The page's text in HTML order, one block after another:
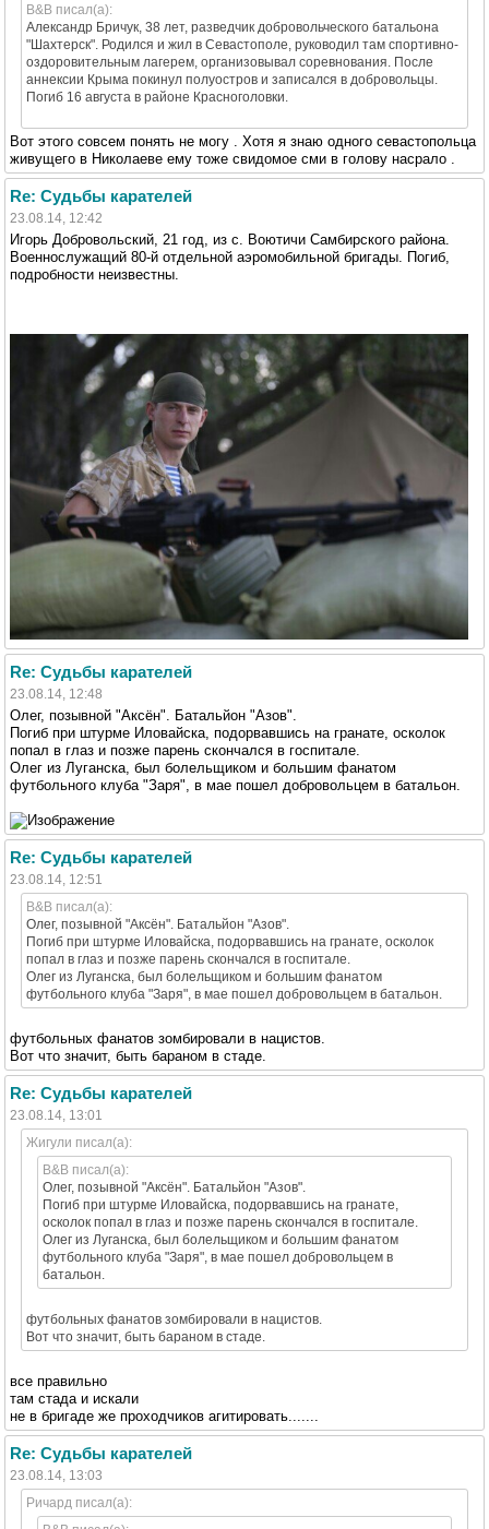
B&B писал(а):
Александр Бричук, 38 лет, разведчик добровольческого батальона
"Шахтерск". Родился и жил в Севастополе, руководил там спортивно-
оздоровительным лагерем, организовывал соревнования. После
аннексии Крыма покинул полуостров и записался в добровольцы.
Погиб 16 августа в районе Красноголовки.
Вот этого совсем понять не могу . Хотя я знаю одного севастопольца
живущего в Николаеве ему тоже свидомое сми в голову насрало .
Re: Судьбы карателей
23.08.14, 12:42
Игорь Добровольский, 21 год, из с. Воютичи Самбирского района.
Военнослужащий 80-й отдельной аэромобильной бригады. Погиб,
подробности неизвестны.
Re: Судьбы карателей
23.08.14, 12:48
Олег, позывной "Аксён". Батальйон "Азов".
Погиб при штурме Иловайска, подорвавшись на гранате, осколок
попал в глаз и позже парень скончался в госпитале.
Олег из Луганска, был болельщиком и большим фанатом
футбольного клуба "Заря", в мае пошел добровольцем в батальон.
Re: Судьбы карателей
23.08.14, 12:51
B&B писал(а):
Олег, позывной "Аксён". Батальйон "Азов".
Погиб при штурме Иловайска, подорвавшись на гранате, осколок
попал в глаз и позже парень скончался в госпитале.
Олег из Луганска, был болельщиком и большим фанатом
футбольного клуба "Заря", в мае пошел добровольцем в батальон.
футбольных фанатов зомбировали в нацистов.
Вот что значит, быть бараном в стаде.
Re: Судьбы карателей
23.08.14, 13:01
Жигули писал(а):
B&B писал(а):
Олег, позывной "Аксён". Батальйон "Азов".
Погиб при штурме Иловайска, подорвавшись на гранате,
осколок попал в глаз и позже парень скончался в госпитале.
Олег из Луганска, был болельщиком и большим фанатом
футбольного клуба "Заря", в мае пошел добровольцем в
батальон.
футбольных фанатов зомбировали в нацистов.
Вот что значит, быть бараном в стаде.
все правильно
там стада и искали
не в бригаде же проходчиков агитировать.......
Re: Судьбы карателей
23.08.14, 13:03
Ричард писал(а):